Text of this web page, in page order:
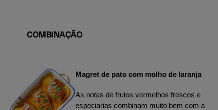
COMBINAÇÃO
Magret de pato com molho de laranja
As notas de frutos vermelhos frescos e
especiarias combinam muito bem com a